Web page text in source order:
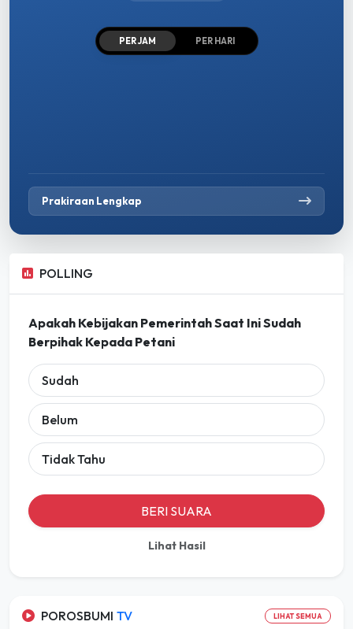
PER JAM PER HARI
Prakiraan Lengkap
POLLING
Apakah Kebijakan Pemerintah Saat Ini Sudah
Berpihak Kepada Petani
Sudah
Belum
Tidak Tahu
BERI SUARA
Lihat Hasil
POROSBUMI TV LIHAT SEMUA